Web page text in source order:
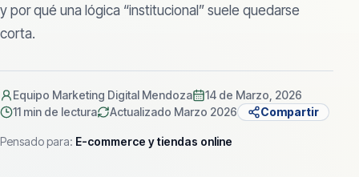
y por qué una lógica “institucional” suele quedarse
corta.
Equipo Marketing Digital Mendoza
14 de Marzo, 2026
11 min de lectura Actualizado Marzo 2026 Compartir
Pensado para: E-commerce y tiendas online